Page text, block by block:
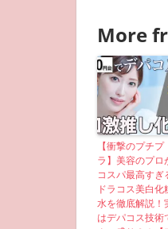
More
【衝撃のプチプ
ラ】美容のプロ
コスパ最高すぎ
ドラコス美白化
水を徹底解説！
はデパコス技術